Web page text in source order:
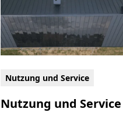
Nutzung und Service
Nutzung und Service